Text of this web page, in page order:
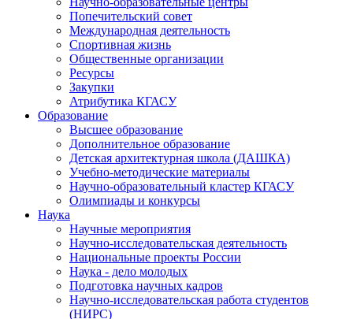
Попечительский совет
Международная деятельность
Спортивная жизнь
Общественные организации
Ресурсы
Закупки
Атрибутика КГАСУ
Образование
Высшее образование
Дополнительное образование
Детская архитектурная школа (ДАШКА)
Учебно-методические материалы
Научно-образовательный кластер КГАСУ
Олимпиады и конкурсы
Наука
Научные мероприятия
Научно-исследовательская деятельность
Национальные проекты России
Наука - дело молодых
Подготовка научных кадров
Научно-исследовательская работа студентов
(НИРС)